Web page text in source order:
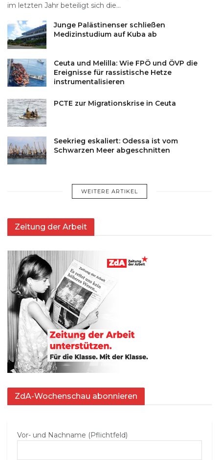
im letzten Jahr beteiligt sich die...
Junge Palästinenser schließen
Medizinstudium auf Kuba ab
Ceuta und Melilla: Wie FPÖ und ÖVP die
Ereignisse für rassistische Hetze
instrumentalisieren
PCTE zur Migrationskrise in Ceuta
Seekrieg eskaliert: Odessa ist vom
Schwarzen Meer abgeschnitten
WEITERE ARTIKEL
Zeitung der Arbeit
ZdA-Wochenschau abonnieren
Vor- und Nachname (Pflichtfeld)